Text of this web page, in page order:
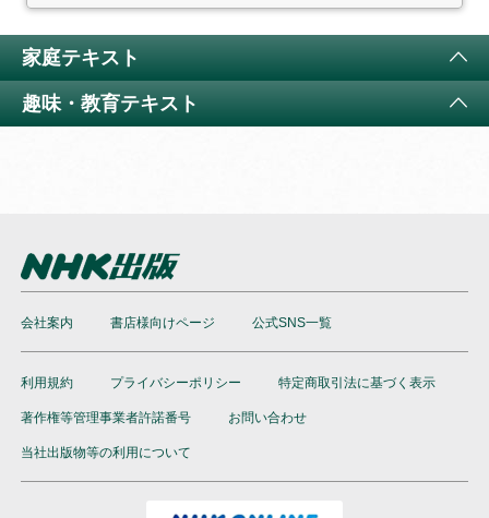
テレビ 会話が続く！リアル旅英語
11か月以上購読で特典付き
（通年講座）
家庭テキスト
テレビ きょうの料理
テレビ 趣味の園芸 特典付き
趣味・教育テキスト
テレビ 将棋講座
テキスト
会社案内 書店様向けページ 公式SNS一覧
利用規約 プライバシーポリシー 特定商取引法に基づく表示
著作権等管理事業者許諾番号 お問い合わせ
当社出版物等の利用について